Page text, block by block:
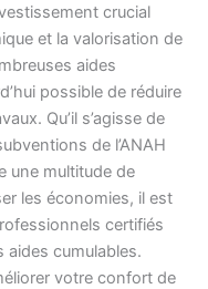
crucial
et la valorisation de
aides
possible de réduire
Qu’il s’agisse de
de l’ANAH
une multitude de
les économies, il est
certifiés
aides cumulables.
votre confort de